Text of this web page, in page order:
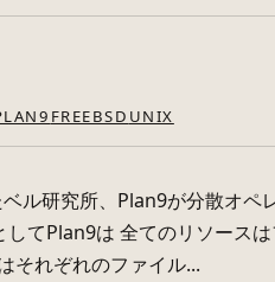
FREEBSD UNIX
ル研究所、Plan9が分散オ
てPlan9は 全てのリソース
それぞれのファイル...